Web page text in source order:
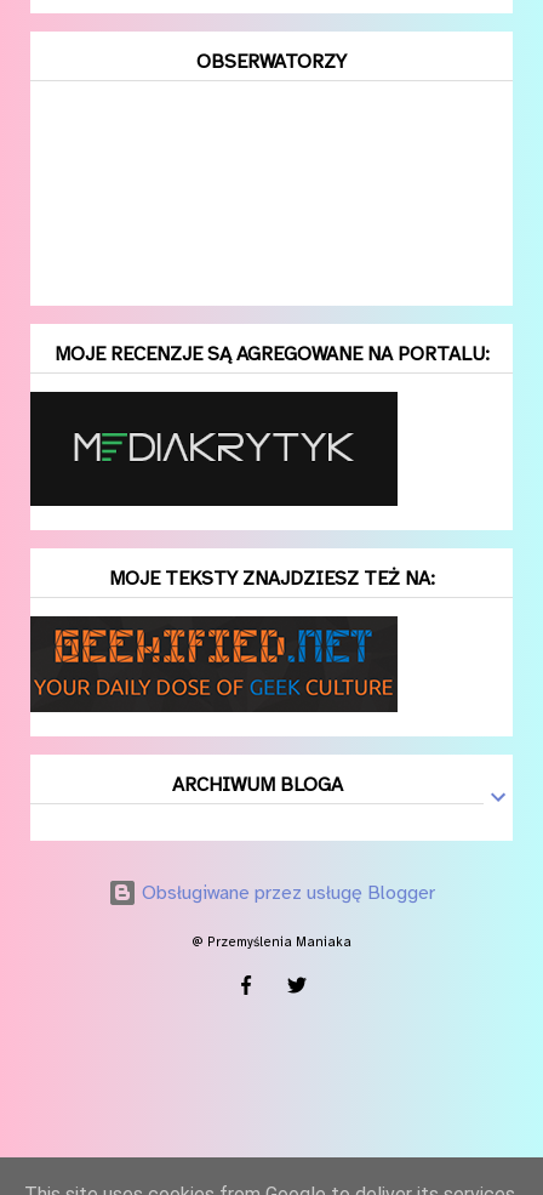
OBSERWATORZY
MOJE RECENZJE SĄ AGREGOWANE NA PORTALU:
MOJE TEKSTY ZNAJDZIESZ TEŻ NA:
ARCHIWUM BLOGA
Obsługiwane przez usługę Blogger
@ Przemyślenia Maniaka